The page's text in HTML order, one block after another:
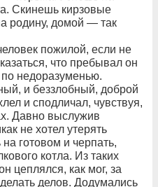
Скинешь кирзовые
родину, домой — так
пожилой, если не
что пребывал он
недоразуменью.
и беззлобный, доброй
и сподличал, чувствуя,
Давно выслужив
не хотел утерять
готовом и черпать,
котла. Из таких
цеплялся, как мог, за
делов. Додумались